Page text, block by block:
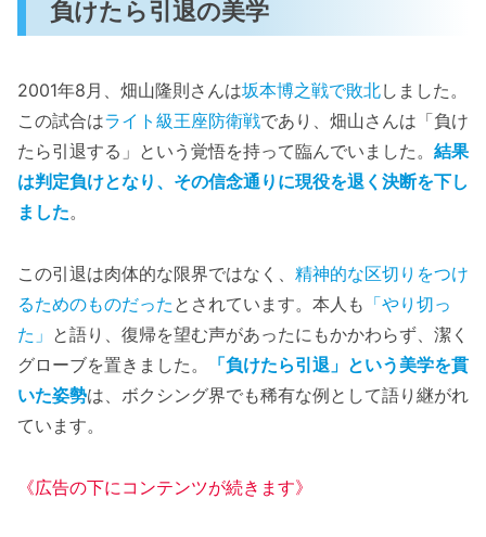
負けたら引退の美学
2001年8月、畑山隆則さんは坂本博之戦で敗北しました。
この試合はライト級王座防衛戦であり、畑山さんは「負け
たら引退する」という覚悟を持って臨んでいました。 結果
は判定負けとなり、その信念通りに現役を退く決断を下し
ました。
この引退は肉体的な限界ではなく、 精神的な区切りをつけ
るためのものだった とされています。本人も 「やり切っ
た」 と語り、復帰を望む声があったにもかかわらず、潔く
グローブを置きました。
「負けたら引退」という美学を貫
いた姿勢は、ボクシング界でも稀有な例として語り継がれ
ています。
《広告の下にコンテンツが続きます》